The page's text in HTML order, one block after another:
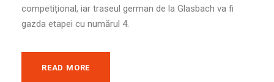
competițional, iar traseul german de la Glasbach va fi
gazda etapei cu numărul 4.
READ MORE